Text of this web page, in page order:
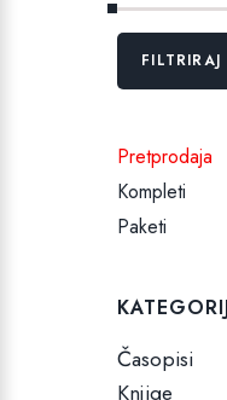
Min
MaksFILTRIRAJ
Pretprodaja
Kompleti
Paketi
Časopisi
Knjige